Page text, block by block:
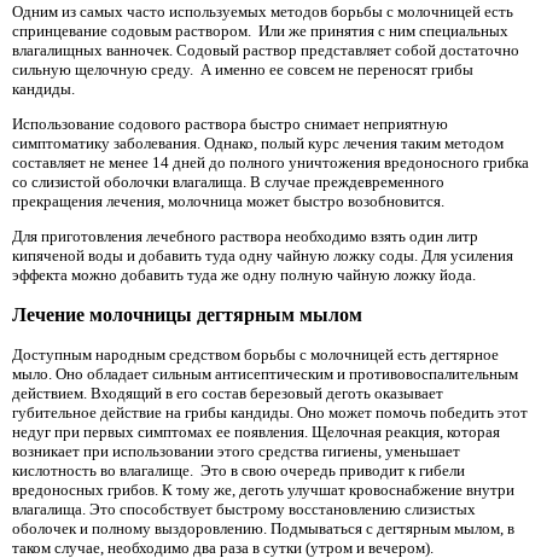
Одним из самых часто используемых методов борьбы с молочницей есть
спринцевание содовым раствором. Или же принятия с ним специальных
влагалищных ванночек. Содовый раствор представляет собой достаточно
сильную щелочную среду. А именно ее совсем не переносят грибы
кандиды.
Использование содового раствора быстро снимает неприятную
симптоматику заболевания. Однако, полый курс лечения таким методом
составляет не менее 14 дней до полного уничтожения вредоносного грибка
со слизистой оболочки влагалища. В случае преждевременного
прекращения лечения, молочница может быстро возобновится.
Для приготовления лечебного раствора необходимо взять один литр
кипяченой воды и добавить туда одну чайную ложку соды. Для усиления
эффекта можно добавить туда же одну полную чайную ложку йода.
Лечение молочницы дегтярным мылом
Доступным народным средством борьбы с молочницей есть дегтярное
мыло. Оно обладает сильным антисептическим и противовоспалительным
действием. Входящий в его состав березовый деготь оказывает
губительное действие на грибы кандиды. Оно может помочь победить этот
недуг при первых симптомах ее появления. Щелочная реакция, которая
возникает при использовании этого средства гигиены, уменьшает
кислотность во влагалище. Это в свою очередь приводит к гибели
вредоносных грибов. К тому же, деготь улучшат кровоснабжение внутри
влагалища. Это способствует быстрому восстановлению слизистых
оболочек и полному выздоровлению. Подмываться с дегтярным мылом, в
таком случае, необходимо два раза в сутки (утром и вечером).